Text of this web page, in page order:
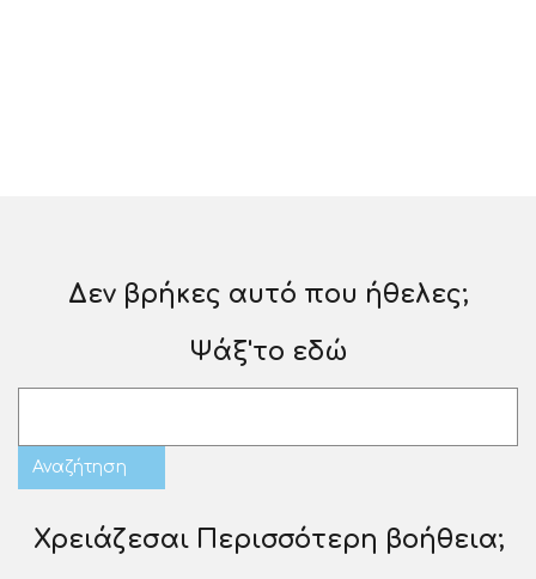
Δεν βρήκες αυτό που ήθελες;
Ψάξ'το εδώ
Χρειάζεσαι Περισσότερη βοήθεια;